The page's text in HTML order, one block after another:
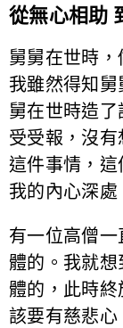
從無心相助
舅舅在世時，
我雖然得知
舅在世時造
受受報，沒
這件事情，這
我的內心深處
有一位高僧
體的。我就
體的，此時
該要有慈悲